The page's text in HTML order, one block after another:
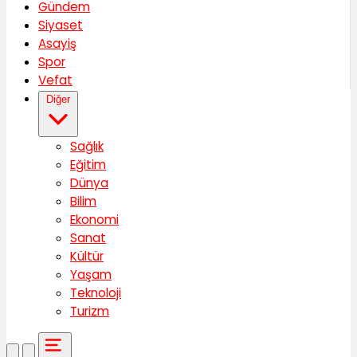
Gündem
Siyaset
Asayiş
Spor
Vefat
Diğer
Sağlık
Eğitim
Dünya
Bilim
Ekonomi
Sanat
Kültür
Yaşam
Teknoloji
Turizm